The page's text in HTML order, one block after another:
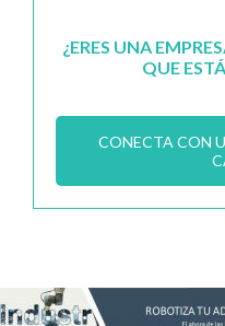
¿ERES UNA
QUE
CONECTA CON